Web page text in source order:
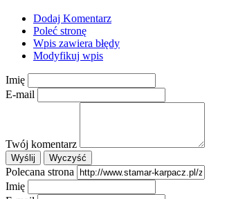
Dodaj Komentarz
Poleć stronę
Wpis zawiera błędy
Modyfikuj wpis
Imię
E-mail
Twój komentarz
Polecana strona
Imię